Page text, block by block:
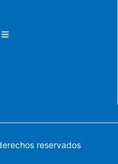
reservados